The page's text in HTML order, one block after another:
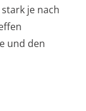
je nach
und den